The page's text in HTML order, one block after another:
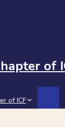
of
of ICF